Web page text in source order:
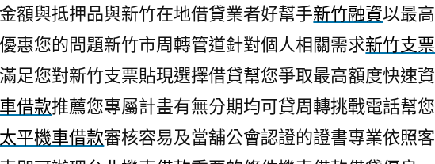
額與抵押品與新竹在地借貸業者好幫手新竹融資以最高
惠您的問題新竹市周轉管道針對個人相關需求新竹支票
足您對新竹支票貼現選擇借貸幫您爭取最高額度快速資
借款推薦您專屬計畫有無分期均可貸周轉挑戰電話幫您
太平機車借款審核容易及當舖公會認證的證書專業依照客